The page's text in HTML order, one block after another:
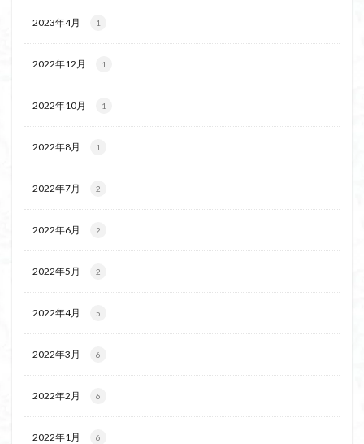
2023年4月 1
2022年12月 1
2022年10月 1
2022年8月 1
2022年7月 2
2022年6月 2
2022年5月 2
2022年4月 5
2022年3月 6
2022年2月 6
2022年1月 6